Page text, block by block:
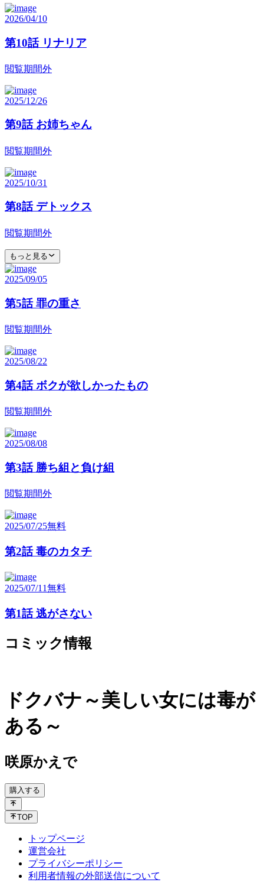
2026/04/10
第10話 リナリア
閲覧期間外
2025/12/26
第9話 お姉ちゃん
閲覧期間外
2025/10/31
第8話 デトックス
閲覧期間外
もっと見る
2025/09/05
第5話 罪の重さ
閲覧期間外
2025/08/22
第4話 ボクが欲しかったもの
閲覧期間外
2025/08/08
第3話 勝ち組と負け組
閲覧期間外
2025/07/25無料
第2話 毒のカタチ
2025/07/11無料
第1話 逃がさない
コミック情報
ドクバナ～美しい女には毒が
ある～
咲原かえで
購入する
TOP
トップページ
運営会社
プライバシーポリシー
利用者情報の外部送信について